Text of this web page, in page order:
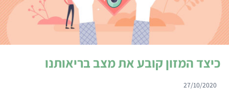
כיצד המזון קובע את מצב בריאותנו
27/10/2020